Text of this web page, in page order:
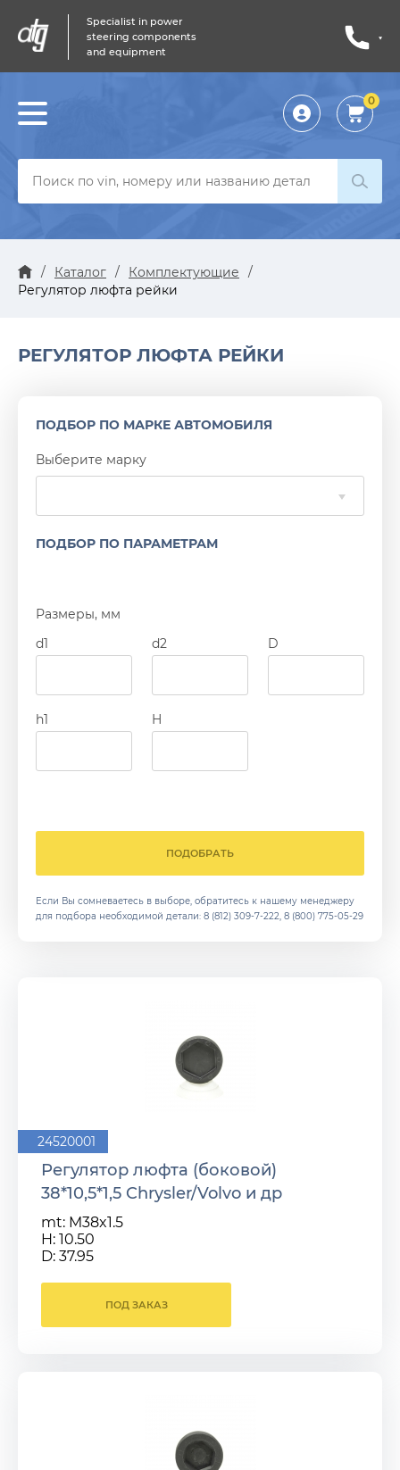
Specialist in power
steering components
and equipment
Личный
кабинет
0
/ Каталог / Комплектующие
/
Регулятор люфта рейки
РЕГУЛЯТОР ЛЮФТА РЕЙКИ
ПОДБОР ПО МАРКЕ АВТОМОБИЛЯ
Выберите марку
ПОДБОР ПО ПАРАМЕТРАМ
Размеры, мм
d1
d2 D
h1 H
ПОДОБРАТЬ
Если Вы сомневаетесь в выборе, обратитесь к нашему менеджеру
для подбора необходимой детали: 8 (812) 309-7-222, 8 (800) 775-05-29
24520001
Регулятор люфта (боковой)
38*10,5*1,5 Chrysler/Volvo и др
mt: M38x1.5
H: 10.50
D: 37.95
ПОД ЗАКАЗ